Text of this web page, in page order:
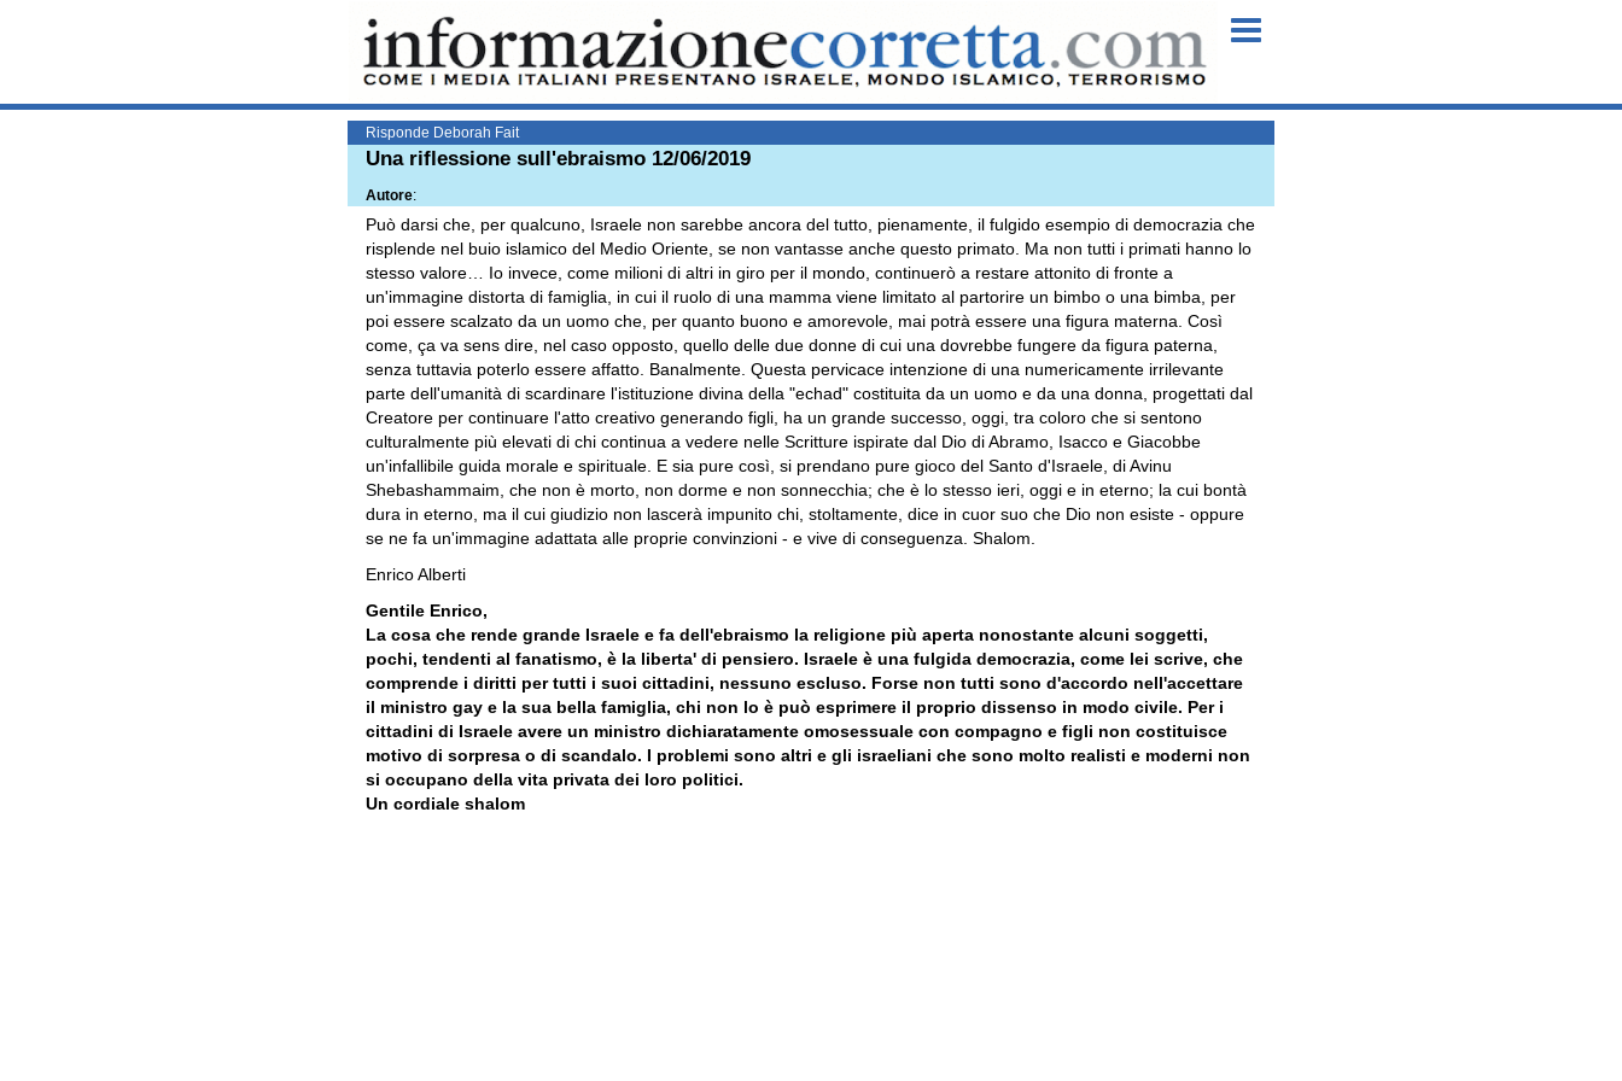
Menu
Risponde Deborah Fait
Una riflessione sull'ebraismo 12/06/2019
Autore:
Può darsi che, per qualcuno, Israele non sarebbe ancora del tutto, pienamente, il fulgido esempio di democrazia che
risplende nel buio islamico del Medio Oriente, se non vantasse anche questo primato. Ma non tutti i primati hanno lo
stesso valore… Io invece, come milioni di altri in giro per il mondo, continuerò a restare attonito di fronte a
un'immagine distorta di famiglia, in cui il ruolo di una mamma viene limitato al partorire un bimbo o una bimba, per
poi essere scalzato da un uomo che, per quanto buono e amorevole, mai potrà essere una figura materna. Così
come, ça va sens dire, nel caso opposto, quello delle due donne di cui una dovrebbe fungere da figura paterna,
senza tuttavia poterlo essere affatto. Banalmente. Questa pervicace intenzione di una numericamente irrilevante
parte dell'umanità di scardinare l'istituzione divina della "echad" costituita da un uomo e da una donna, progettati dal
Creatore per continuare l'atto creativo generando figli, ha un grande successo, oggi, tra coloro che si sentono
culturalmente più elevati di chi continua a vedere nelle Scritture ispirate dal Dio di Abramo, Isacco e Giacobbe
un'infallibile guida morale e spirituale. E sia pure così, si prendano pure gioco del Santo d'Israele, di Avinu
Shebashammaim, che non è morto, non dorme e non sonnecchia; che è lo stesso ieri, oggi e in eterno; la cui bontà
dura in eterno, ma il cui giudizio non lascerà impunito chi, stoltamente, dice in cuor suo che Dio non esiste - oppure
se ne fa un'immagine adattata alle proprie convinzioni - e vive di conseguenza. Shalom.
Enrico Alberti
Gentile Enrico,
La cosa che rende grande Israele e fa dell'ebraismo la religione più aperta nonostante alcuni soggetti,
pochi, tendenti al fanatismo, è la liberta' di pensiero. Israele è una fulgida democrazia, come lei scrive, che
comprende i diritti per tutti i suoi cittadini, nessuno escluso. Forse non tutti sono d'accordo nell'accettare
il ministro gay e la sua bella famiglia, chi non lo è può esprimere il proprio dissenso in modo civile. Per i
cittadini di Israele avere un ministro dichiaratamente omosessuale con compagno e figli non costituisce
motivo di sorpresa o di scandalo. I problemi sono altri e gli israeliani che sono molto realisti e moderni non
si occupano della vita privata dei loro politici.
Un cordiale shalom